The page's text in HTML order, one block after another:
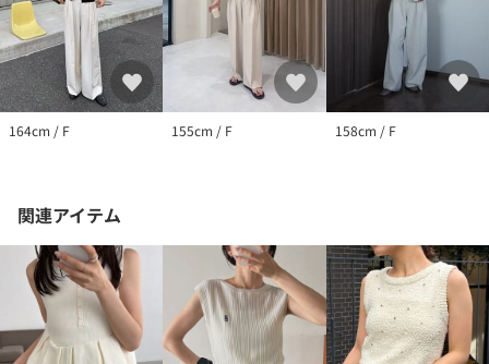
164cm / F 155cm / F 158cm / F
関連アイテム